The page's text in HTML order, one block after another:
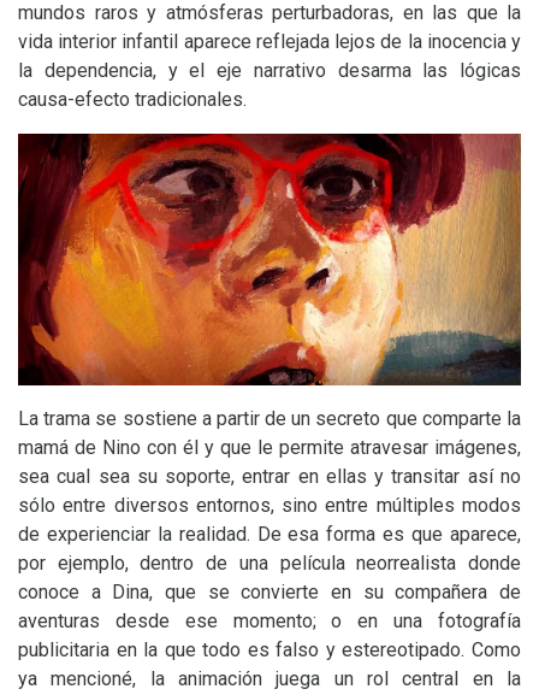
mundos raros y atmósferas perturbadoras, en las que la
vida interior infantil aparece reflejada lejos de la inocencia y
la dependencia, y el eje narrativo desarma las lógicas
causa-efecto tradicionales.
La trama se sostiene a partir de un secreto que comparte la
mamá de Nino con él y que le permite atravesar imágenes,
sea cual sea su soporte, entrar en ellas y transitar así no
sólo entre diversos entornos, sino entre múltiples modos
de experienciar la realidad. De esa forma es que aparece,
por ejemplo, dentro de una película neorrealista donde
conoce a Dina, que se convierte en su compañera de
aventuras desde ese momento; o en una fotografía
publicitaria en la que todo es falso y estereotipado. Como
ya mencioné, la animación juega un rol central en la